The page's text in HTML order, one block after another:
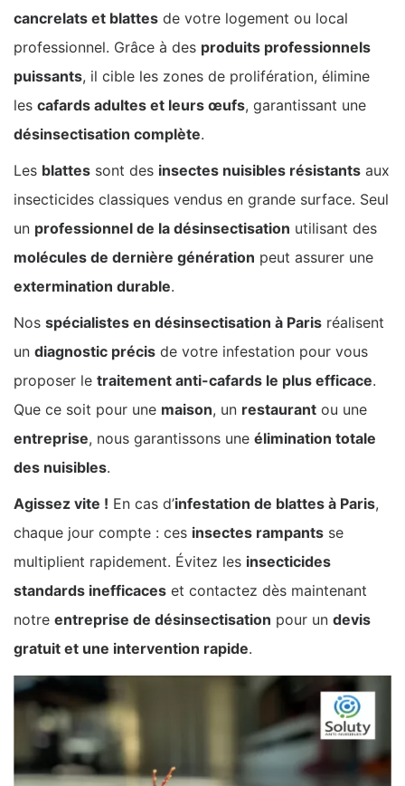
cancrelats et blattes de votre logement ou local
professionnel. Grâce à des produits professionnels
puissants, il cible les zones de prolifération, élimine
les cafards adultes et leurs œufs, garantissant une
désinsectisation complète.
Les blattes sont des insectes nuisibles résistants aux
insecticides classiques vendus en grande surface. Seul
un professionnel de la désinsectisation utilisant des
molécules de dernière génération peut assurer une
extermination durable.
Nos spécialistes en désinsectisation à Paris réalisent
un diagnostic précis de votre infestation pour vous
proposer le traitement anti-cafards le plus efficace.
Que ce soit pour une maison, un restaurant ou une
entreprise, nous garantissons une élimination totale
des nuisibles.
Agissez vite ! En cas d’infestation de blattes à Paris,
chaque jour compte : ces insectes rampants se
multiplient rapidement. Évitez les insecticides
standards inefficaces et contactez dès maintenant
notre entreprise de désinsectisation pour un devis
gratuit et une intervention rapide.